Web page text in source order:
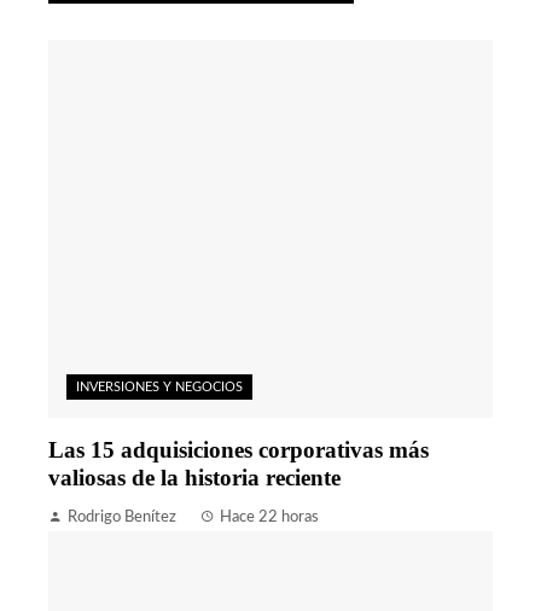
INVERSIONES Y NEGOCIOS
Las 15 adquisiciones corporativas más
valiosas de la historia reciente
Rodrigo Benítez Hace 22 horas